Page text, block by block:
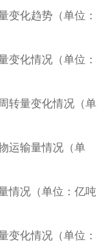
变化趋势（单位：
变化情况（单位：
转量变化情况（单
运输量情况（单
情况（单位：亿吨
变化情况（单位：